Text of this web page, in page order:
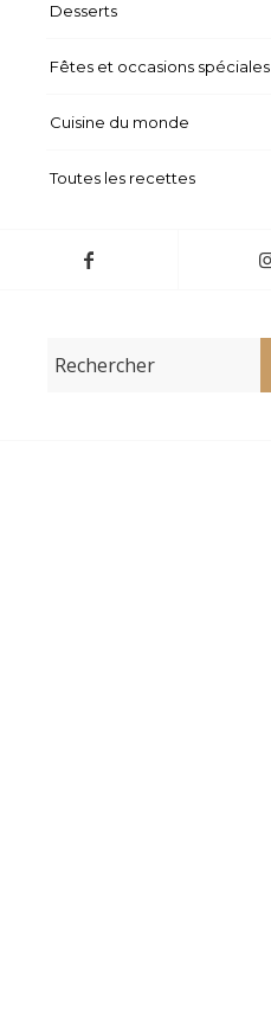
Desserts
Fêtes et occasions spéciales
Cuisine du monde
Toutes les recettes